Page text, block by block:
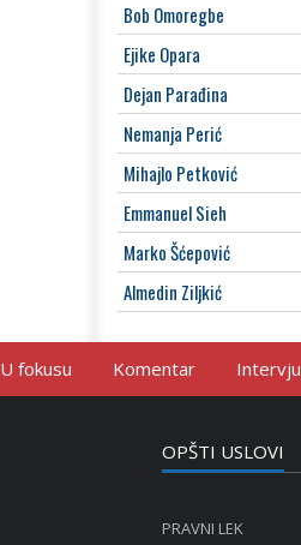
Bob Omoregbe
Ejike Opara
Dejan Parađina
Nemanja Perić
Mihajlo Petković
Emmanuel Sieh
Marko Šćepović
Almedin Ziljkić
U fokusu Komentar Intervju
OPŠTI USLOVI
PRAVNI LEK